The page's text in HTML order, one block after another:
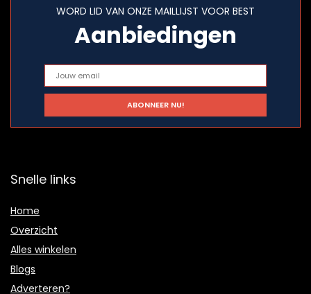
WORD LID VAN ONZE MAILLIJST VOOR BEST
Aanbiedingen
Snelle links
Home
Overzicht
Alles winkelen
Blogs
Adverteren?